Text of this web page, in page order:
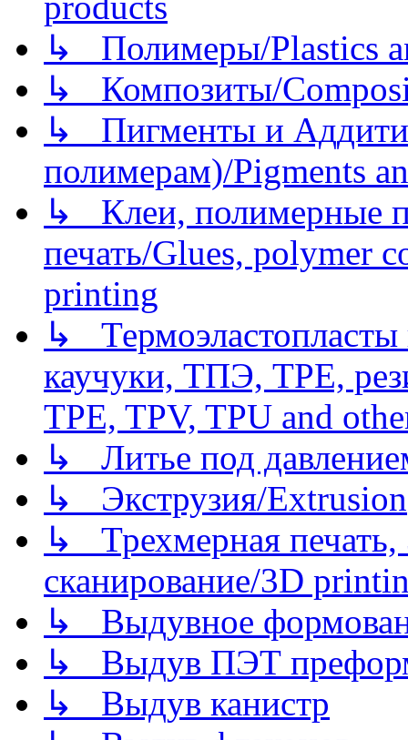
↳ Полимеры/Plastics
↳ Композиты/
↳ Пигменты и
полимерам)/Pigments
↳ Клеи, полимерные
печать/Glues, polymer
printing
↳
каучуки, ТПЭ, TPE,
TPE, TPV, TPU and
↳ Литье под
↳ Экструзия/Extrusion
↳ Трехмерная
сканирование/3D
↳ Выдувное
↳ Выдув ПЭТ
↳ Выдув канистр